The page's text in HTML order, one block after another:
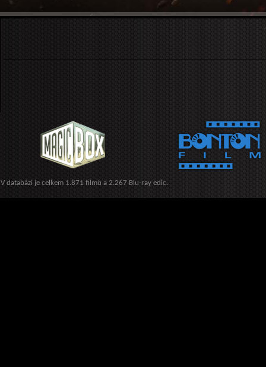
V databázi je celkem 1.871 filmů a 2.267 Blu-ray edic.